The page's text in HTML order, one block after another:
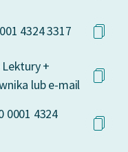
4324 3317
+
lub e-mail
0001 4324